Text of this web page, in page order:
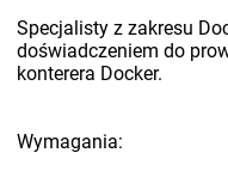
Specjalisty z zakresu
doświadczeniem do
konterera Docker.
Wymagania: